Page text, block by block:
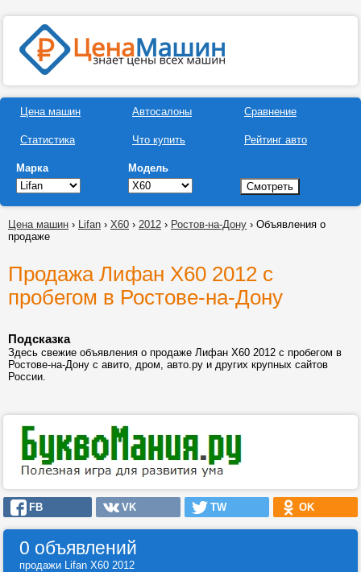
Цена машин
Статистика
Автосалоны
Что купить
Сравнение
Рейтинг авто
Марка Модель
Цена машин › Lifan › X60 › 2012 › Ростов-на-Дону › Объявления о
продаже
Продажа Лифан Х60 2012 с
пробегом в Ростове-на-Дону
Подсказка
Здесь свежие объявления о продаже Лифан Х60 2012 с пробегом в
Ростове-на-Дону с авито, дром, авто.ру и других крупных сайтов
России.
FB VK TW OK
0 объявлений
продажи Lifan X60 2012